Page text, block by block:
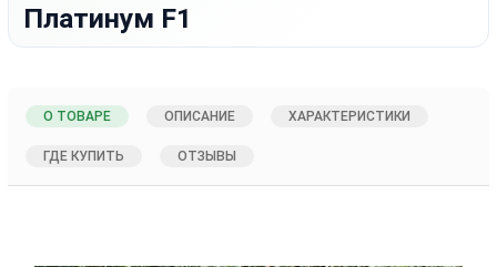
Платинум F1
О ТОВАРЕ ОПИСАНИЕ ХАРАКТЕРИСТИКИ
ГДЕ КУПИТЬ ОТЗЫВЫ